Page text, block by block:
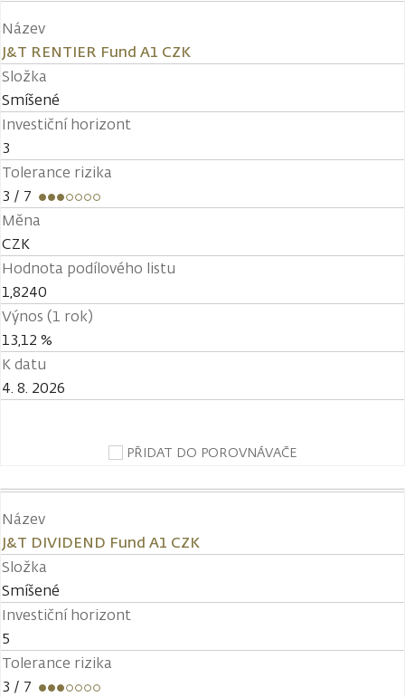
Název
J&T RENTIER Fund A1 CZK
Složka
Smíšené
Investiční horizont
3
Tolerance rizika
3 / 7
Měna
CZK
Hodnota podílového listu
1,8240
Výnos (1 rok)
13,12 %
K datu
4. 8. 2026
PŘIDAT DO POROVNÁVAČE
Název
J&T DIVIDEND Fund A1 CZK
Složka
Smíšené
Investiční horizont
5
Tolerance rizika
3 / 7